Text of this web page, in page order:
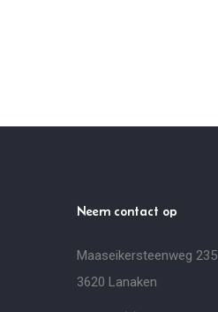
Neem contact op
Maaseikersteenweg 235
3620 Lanaken